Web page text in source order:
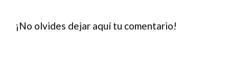
¡No olvides dejar aquí tu comentario!